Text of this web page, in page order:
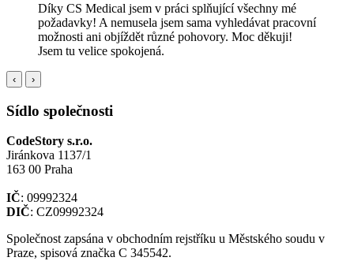
Díky CS Medical jsem v práci splňující všechny mé
požadavky! A nemusela jsem sama vyhledávat pracovní
možnosti ani objíždět různé pohovory. Moc děkuji!
Jsem tu velice spokojená.
‹ ›
Sídlo společnosti
CodeStory s.r.o.
Jiránkova 1137/1
163 00 Praha
IČ: 09992324
DIČ: CZ09992324
Společnost zapsána v obchodním rejstříku u Městského soudu v
Praze, spisová značka C 345542.